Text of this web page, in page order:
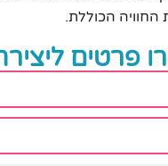
החוויה הכוללת.
פרטים